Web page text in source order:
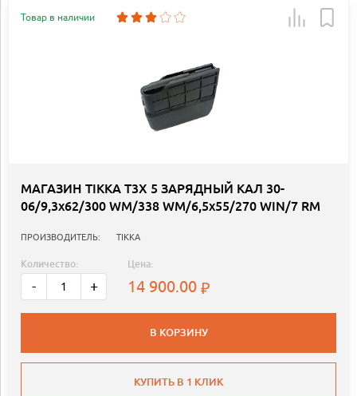
Товар в наличии
МАГАЗИН TIKKA T3X 5 ЗАРЯДНЫЙ КАЛ 30-
06/9,3x62/300 WM/338 WM/6,5x55/270 WIN/7 RM
ПРОИЗВОДИТЕЛЬ: TIKKA
Количество:
- +
Цена:
14 900.00
В КОРЗИНУ
КУПИТЬ В 1 КЛИК